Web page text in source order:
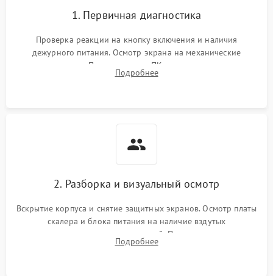
1. Первичная диагностика
Проверка реакции на кнопку включения и наличия
дежурного питания. Осмотр экрана на механические
повреждения. Подключение к ПК для оценки вывода
изображения, работы подсветки и выявления артефактов на
Подробнее
2. Разборка и визуальный осмотр
Вскрытие корпуса и снятие защитных экранов. Осмотр платы
скалера и блока питания на наличие вздутых
конденсаторов, прогаров, окислений. Проверка надежности
контактов и целостности шлейфов матрицы.
Подробнее